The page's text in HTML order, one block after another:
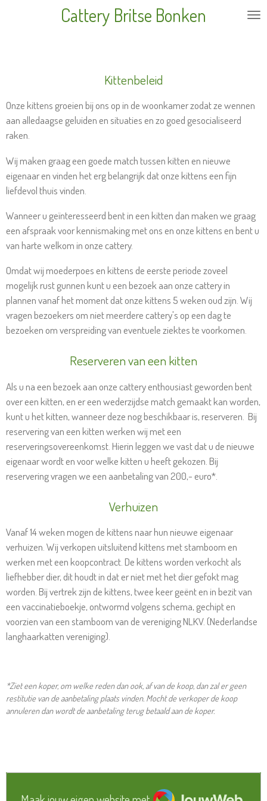
Cattery Britse Bonken
Kittenbeleid
Onze kittens groeien bij ons op in de woonkamer zodat ze wennen
aan alledaagse geluiden en situaties en zo goed gesocialiseerd
raken.
Wij maken graag een goede match tussen kitten en nieuwe
eigenaar en vinden het erg belangrijk dat onze kittens een fijn
liefdevol thuis vinden.
Wanneer u geïnteresseerd bent in een kitten dan maken we graag
een afspraak voor kennismaking met ons en onze kittens en bent u
van harte welkom in onze cattery.
Omdat wij moederpoes en kittens de eerste periode zoveel
mogelijk rust gunnen kunt u een bezoek aan onze cattery in
plannen vanaf het moment dat onze kittens 5 weken oud zijn. Wij
vragen bezoekers om niet meerdere cattery's op een dag te
bezoeken om verspreiding van eventuele ziektes te voorkomen.
Reserveren van een kitten
Als u na een bezoek aan onze cattery enthousiast geworden bent
over een kitten, en er een wederzijdse match gemaakt kan worden,
kunt u het kitten, wanneer deze nog beschikbaar is, reserveren. Bij
reservering van een kitten werken wij met een
reserveringsovereenkomst. Hierin leggen we vast dat u de nieuwe
eigenaar wordt en voor welke kitten u heeft gekozen. Bij
reservering vragen we een aanbetaling van 200,- euro*.
Verhuizen
Vanaf 14 weken mogen de kittens naar hun nieuwe eigenaar
verhuizen. Wij verkopen uitsluitend kittens met stamboom en
werken met een koopcontract. De kittens worden verkocht als
liefhebber dier, dit houdt in dat er niet met het dier gefokt mag
worden. Bij vertrek zijn de kittens, twee keer geënt en in bezit van
een vaccinatieboekje, ontwormd volgens schema, gechipt en
voorzien van een stamboom van de vereniging NLKV. (Nederlandse
langhaarkatten vereniging).
*Ziet een koper, om welke reden dan ook, af van de koop, dan zal er geen
restitutie van de aanbetaling plaats vinden. Mocht de verkoper de koop
annuleren dan wordt de aanbetaling terug betaald aan de koper.
JouwWeb